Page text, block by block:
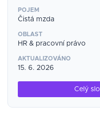
POJEM
Čistá mzda
OBLAST
HR & pracovní právo
AKTUALIZOVÁNO
15. 6. 2026
Celý